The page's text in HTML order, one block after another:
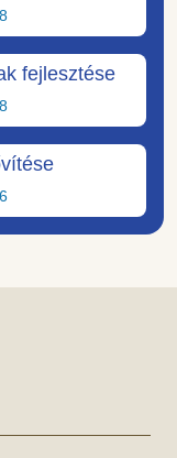
fejlesztése